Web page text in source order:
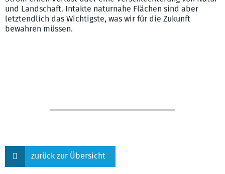
und Landschaft. Intakte naturnahe Flächen sind aber
letztendlich das Wichtigste, was wir für die Zukunft
bewahren müssen.
zurück zur Übersicht